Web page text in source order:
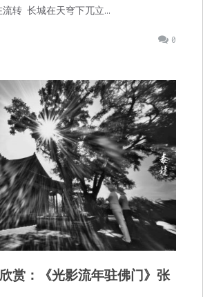
转 长城在天穹下兀立…
0
赏：《光影流年驻佛门》张